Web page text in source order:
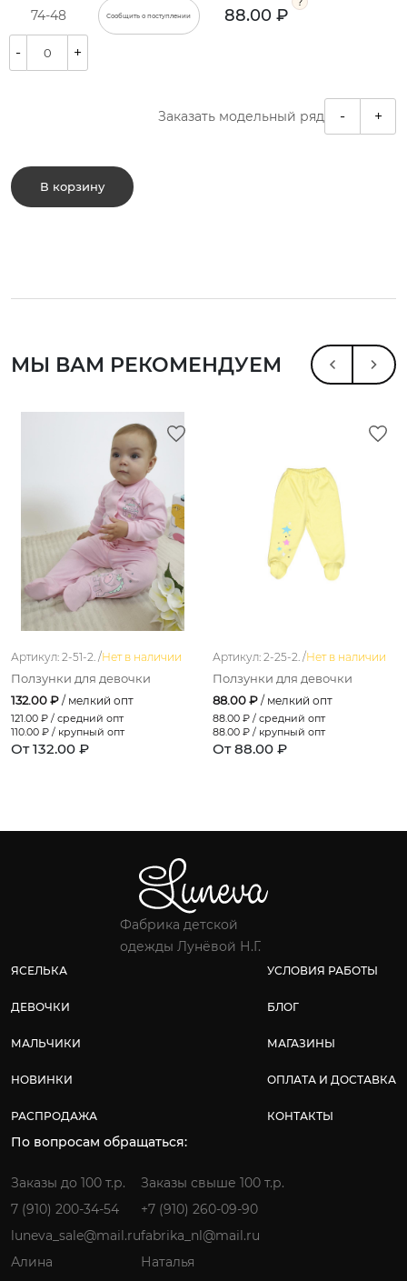
74-48 Сообщить о поступлении 88.00 ₽
- +
Заказать модельный ряд - +
В корзину
МЫ ВАМ РЕКОМЕНДУЕМ
Артикул: 2-51-2. /Нет в наличии
Ползунки для девочки
132.00 ₽ / мелкий опт
121.00 ₽ / средний опт
110.00 ₽ / крупный опт
От 132.00 ₽
Артикул: 2-25-2. /Нет в наличии
Ползунки для девочки
88.00 ₽ / мелкий опт
88.00 ₽ / средний опт
88.00 ₽ / крупный опт
От 88.00 ₽
Фабрика детской
одежды Лунёвой Н.Г.
ЯСЕЛЬКА
ДЕВОЧКИ
МАЛЬЧИКИ
НОВИНКИ
РАСПРОДАЖА
УСЛОВИЯ РАБОТЫ
БЛОГ
МАГАЗИНЫ
ОПЛАТА И ДОСТАВКА
КОНТАКТЫ
По вопросам обращаться:
Заказы до 100 т.р.
7 (910) 200-34-54
luneva_sale@mail.ru
Алина
Заказы свыше 100 т.р.
+7 (910) 260-09-90
fabrika_nl@mail.ru
Наталья